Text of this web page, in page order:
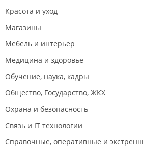
Красота и уход
Магазины
Мебель и интерьер
Медицина и здоровье
Обучение, наука, кадры
Общество, Государство, ЖКХ
Охрана и безопасность
Связь и IT технологии
Справочные, оперативные и